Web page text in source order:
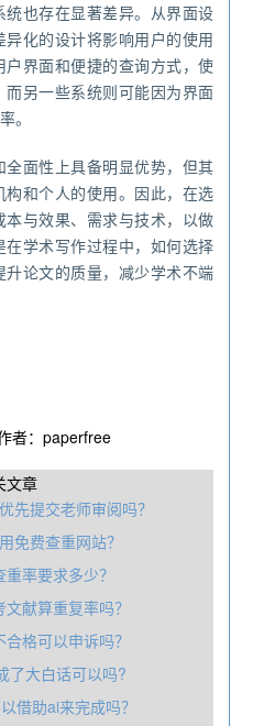
也存在显著差异。从界面设
化的设计将影响用户的使用
界面和便捷的查询方式，使
另一些系统则可能因为界面
。
面性上具备明显优势，但其
和个人的使用。因此，在选
与效果、需求与技术，以做
学术写作过程中，如何选择
论文的质量，减少学术不端
者：paperfree
文章
先提交老师审阅吗？
免费查重网站‌？
率要求多少？
献算重复率吗？
格可以申诉吗？
了大白话可以吗?
借助ai来完成吗？